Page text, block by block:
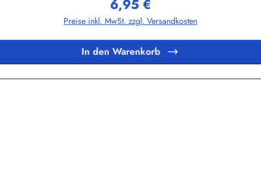
Regulärer Preis:
6,95 €
Preise inkl. MwSt. zzgl. Versandkosten
In den Warenkorb